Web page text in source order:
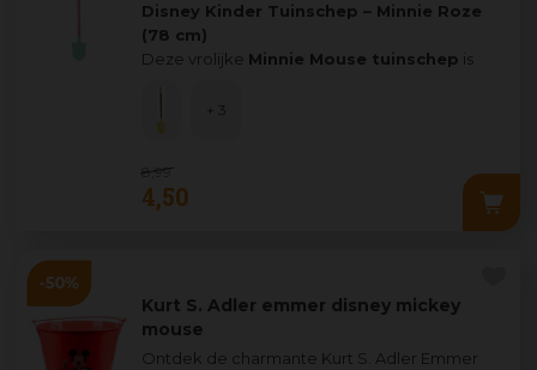
Disney Kinder Tuinschep – Minnie Roze
(78 cm)
Deze vrolijke Minnie Mouse tuinschep is
8 99
4,50
+ 3
Kurt S. Adler emmer disney mickey
mouse
Ontdek de charmante Kurt S. Adler Emmer